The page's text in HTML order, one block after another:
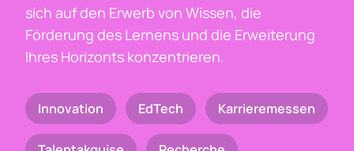
sich auf den Erwerb von Wissen, die
Förderung des Lernens und die Erweiterung
Ihres Horizonts konzentrieren.
Innovation EdTech Karrieremessen